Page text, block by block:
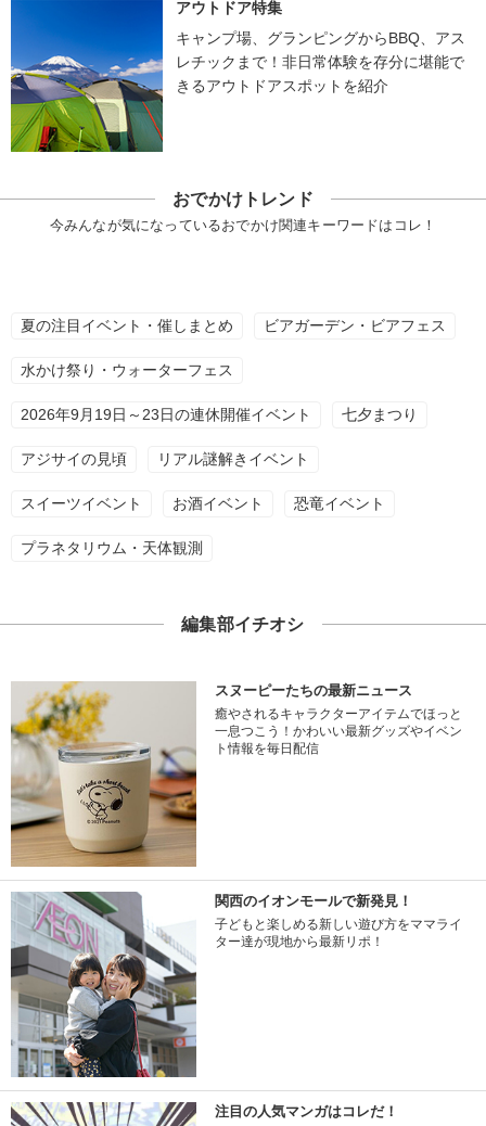
アウトドア特集
キャンプ場、グランピングからBBQ、アス
レチックまで！非日常体験を存分に堪能で
きるアウトドアスポットを紹介
おでかけトレンド
今みんなが気になっているおでかけ関連キーワードはコレ！
夏の注目イベント・催しまとめ ビアガーデン・ビアフェス
水かけ祭り・ウォーターフェス
2026年9月19日～23日の連休開催イベント 七夕まつり
アジサイの見頃 リアル謎解きイベント
スイーツイベント お酒イベント 恐竜イベント
プラネタリウム・天体観測
編集部イチオシ
スヌーピーたちの最新ニュース
癒やされるキャラクターアイテムでほっと
一息つこう！かわいい最新グッズやイベン
ト情報を毎日配信
関西のイオンモールで新発見！
子どもと楽しめる新しい遊び方をママライ
ター達が現地から最新リポ！
注目の人気マンガはコレだ！